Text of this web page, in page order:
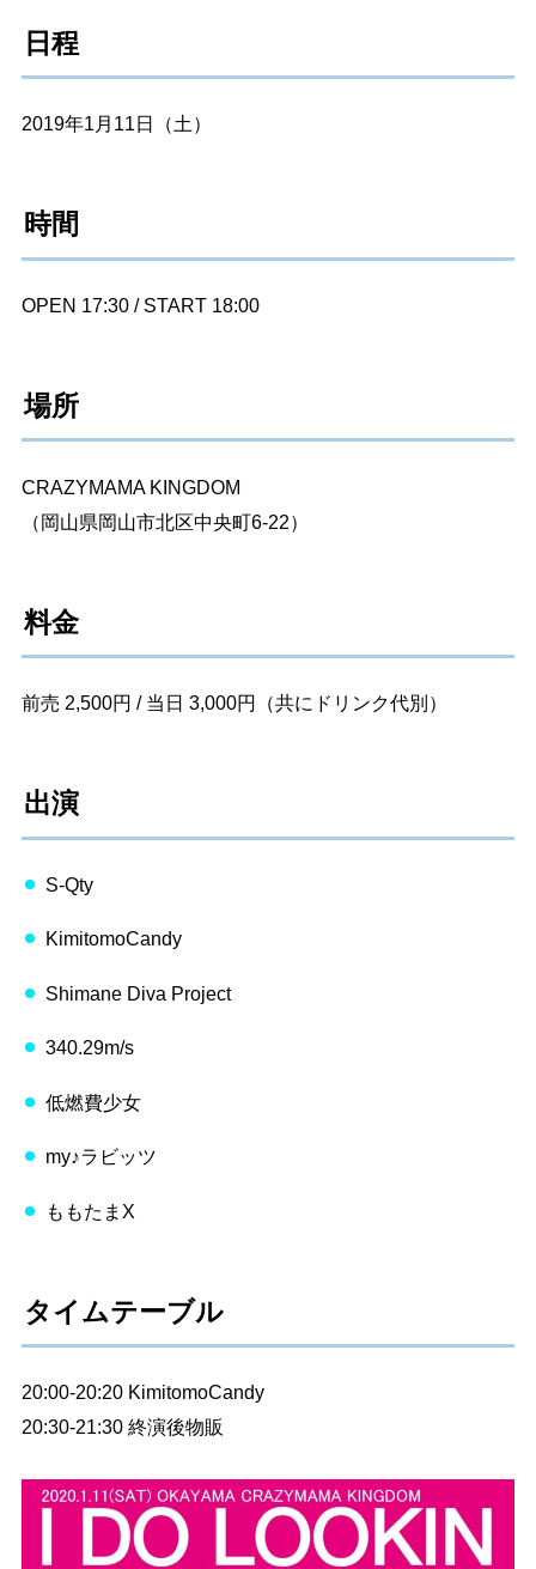
日程
2019年1月11日（土）
時間
OPEN 17:30 / START 18:00
場所
CRAZYMAMA KINGDOM
（岡山県岡山市北区中央町6-22）
料金
前売 2,500円 / 当日 3,000円（共にドリンク代別）
出演
S-Qty
KimitomoCandy
Shimane Diva Project
340.29m/s
低燃費少女
my♪ラビッツ
ももたまX
タイムテーブル
20:00-20:20 KimitomoCandy
20:30-21:30 終演後物販